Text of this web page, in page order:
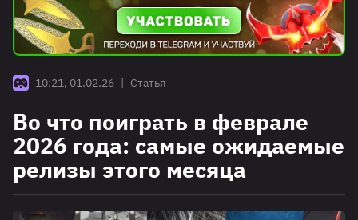
10:21, 01.02.26 | Статья
Во что поиграть в феврале
2026 года: самые ожидаемые
релизы этого месяца